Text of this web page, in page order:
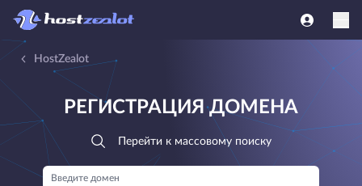
HostZealot
РЕГИСТРАЦИЯ ДОМЕНА
Перейти к массовому поиску